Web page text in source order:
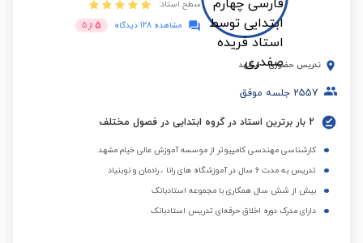
سطح استاد:
مشاهده 128 دیدگاه
5 از 5
تدریس حضوری - مشهد
2557 جلسه موفق
2 بار برترین استاد در گروه ابتدایی در فصول مختلف
کارشناسی مهندسی کامپیوتر از موسسه آموزش عالی خیام مشهد
تدریس به مدت 6 سال در آموزشگاه های رانا ، رادمان و نوبنیاد
بیش از شش سال همکاری با مجموعه استادبانک
دارای مدرک دوره اخلاق حرفه‌ای تدریس استادبانک